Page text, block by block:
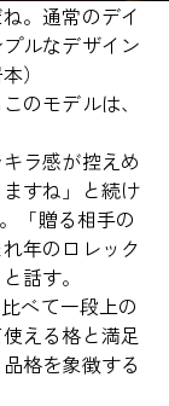
。通常のデイ
ルなデザイン
）
のモデルは、
ラ感が控えめ
すね」と続け
「贈る相手の
年のロレック
話す。
べて一段上の
える格と満足
格を象徴する